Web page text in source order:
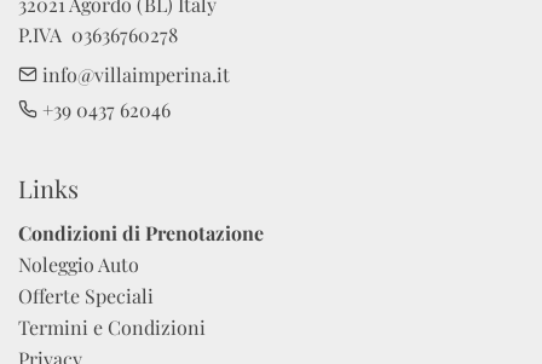
P.IVA  03636760278
info@villaimperina.it
+39 0437 62046
Links
Condizioni di Prenotazione
Noleggio Auto
Offerte Speciali
Termini e Condizioni
Privacy